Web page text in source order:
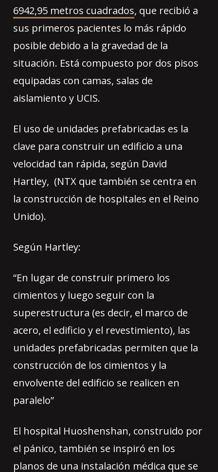
6942,95 metros cuadrados, que recibió a
sus primeros pacientes lo más rápido
posible debido a la gravedad de la
situación. Está compuesto por dos pisos
equipadas con camas, salas de
aislamiento y UCIS.
El uso de unidades prefabricadas es la
clave para construir un edificio a una
velocidad tan rápida, según David
Hartley, (NTX que también se centra en
la construcción de hospitales en el Reino
Unido).
Según Hartley:
“En lugar de construir primero los
cimientos y luego seguir con la
superestructura (es decir, el marco de
acero, el edificio y el revestimiento), las
unidades prefabricadas permiten que la
construcción de los cimientos y la
envolvente del edificio se realicen en
paralelo”
El hospital Huoshenshan, construido por
el pánico, también se inspiró en los
planos de una instalación médica que se